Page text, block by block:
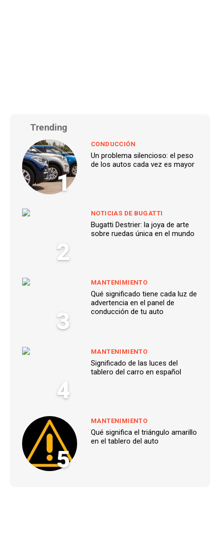
Trending
1
CONDUCCIÓN
Un problema silencioso: el peso
de los autos cada vez es mayor
2
NOTICIAS DE BUGATTI
Bugatti Destrier: la joya de arte
sobre ruedas única en el mundo
3
MANTENIMIENTO
Qué significado tiene cada luz de
advertencia en el panel de
conducción de tu auto
4
MANTENIMIENTO
Significado de las luces del
tablero del carro en español
5
MANTENIMIENTO
Qué significa el triángulo amarillo
en el tablero del auto